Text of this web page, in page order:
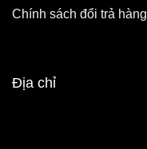
Chính sách đổi trả hàng
Địa chỉ